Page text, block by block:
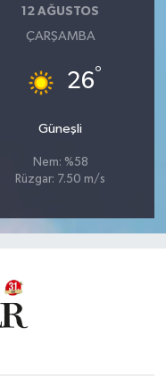
12 AĞUSTOS
ÇARŞAMBA
26°
Güneşli
Nem: %58
Rüzgar: 7.50 m/s